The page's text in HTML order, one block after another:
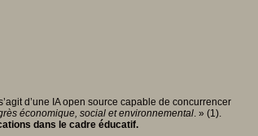
d’une IA open source capable de concurrencer
économique, social et environnemental. » (1).
dans le cadre éducatif.